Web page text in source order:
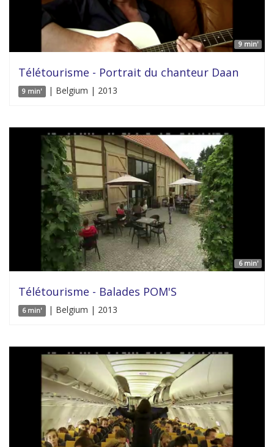
9 min'
Télétourisme - Portrait du chanteur Daan
9 min' | Belgium | 2013
6 min'
Télétourisme - Balades POM'S
6 min' | Belgium | 2013